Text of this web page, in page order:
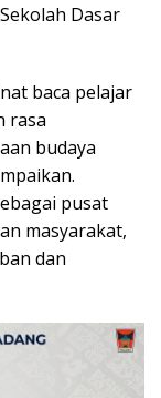
Dasar
baca pelajar
rasa
budaya
pusat
masyarakat,
dan